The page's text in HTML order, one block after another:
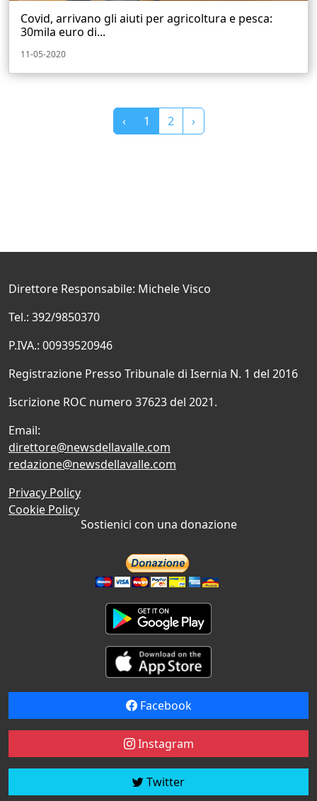
Covid, arrivano gli aiuti per agricoltura e pesca:
30mila euro di...
11-05-2020
‹ 1 2 ›
Direttore Responsabile: Michele Visco
Tel.: 392/9850370
P.IVA.: 00939520946
Registrazione Presso Tribunale di Isernia N. 1 del 2016
Iscrizione ROC numero 37623 del 2021.
Email:
direttore@newsdellavalle.com
redazione@newsdellavalle.com
Privacy Policy
Cookie Policy
Sostienici con una donazione
Facebook
Instagram
Twitter